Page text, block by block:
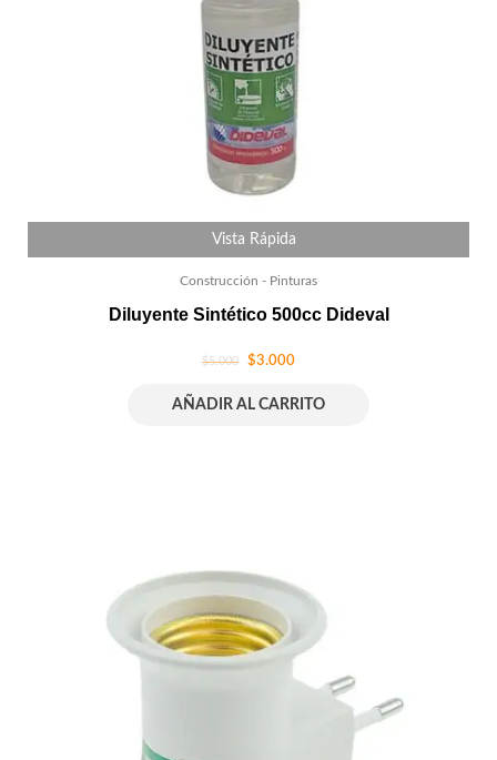
Vista Rápida
Construcción - Pinturas
Diluyente Sintético 500cc Dideval
$5.000 $3.000
AÑADIR AL CARRITO